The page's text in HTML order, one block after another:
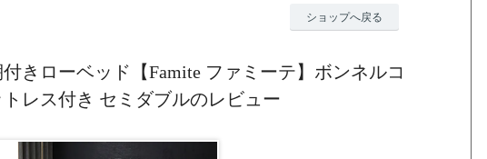
ショップへ戻る
付きローベッド【Famite ファミーテ】ボンネルコ
レス付き セミダブルのレビュー